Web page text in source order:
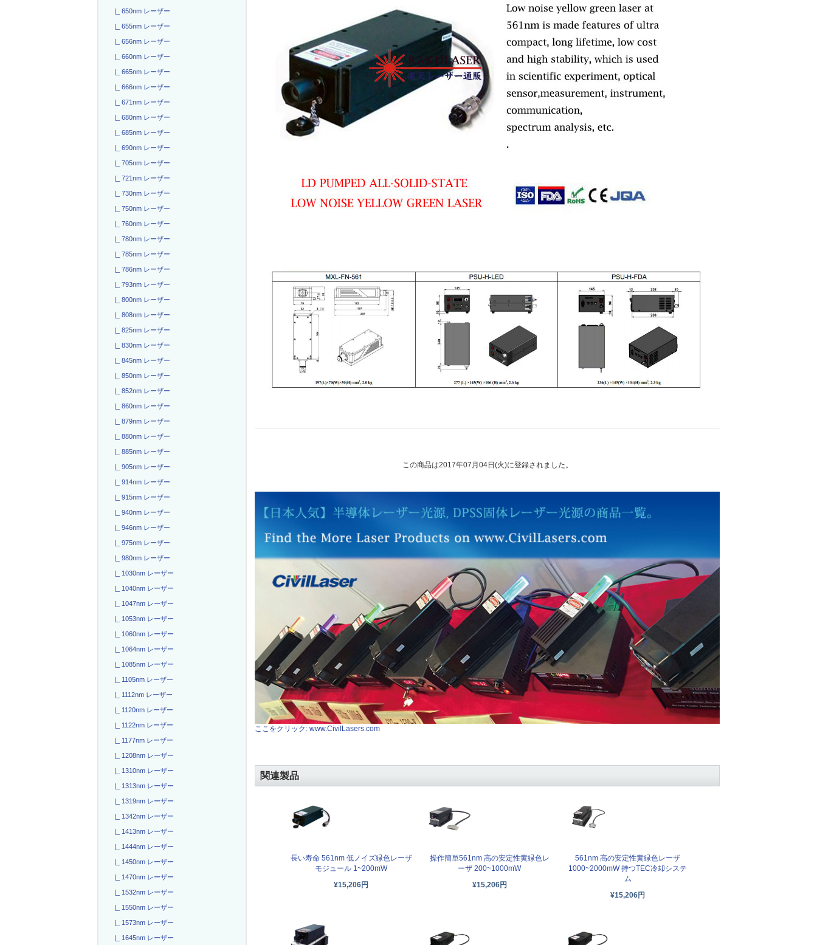
|_ 650nm レーザー
|_ 655nm レーザー
|_ 656nm レーザー
|_ 660nm レーザー
|_ 665nm レーザー
|_ 666nm レーザー
|_ 671nm レーザー
|_ 680nm レーザー
|_ 685nm レーザー
|_ 690nm レーザー
|_ 705nm レーザー
|_ 721nm レーザー
|_ 730nm レーザー
|_ 750nm レーザー
|_ 760nm レーザー
|_ 780nm レーザー
|_ 785nm レーザー
|_ 786nm レーザー
|_ 793nm レーザー
|_ 800nm レーザー
|_ 808nm レーザー
|_ 825nm レーザー
|_ 830nm レーザー
|_ 845nm レーザー
|_ 850nm レーザー
|_ 852nm レーザー
|_ 860nm レーザー
|_ 879nm レーザー
|_ 880nm レーザー
|_ 885nm レーザー
|_ 905nm レーザー
|_ 914nm レーザー
|_ 915nm レーザー
|_ 940nm レーザー
|_ 946nm レーザー
|_ 975nm レーザー
|_ 980nm レーザー
|_ 1030nm レーザー
|_ 1040nm レーザー
|_ 1047nm レーザー
|_ 1053nm レーザー
|_ 1060nm レーザー
|_ 1064nm レーザー
|_ 1085nm レーザー
|_ 1105nm レーザー
|_ 1112nm レーザー
|_ 1120nm レーザー
|_ 1122nm レーザー
|_ 1177nm レーザー
|_ 1208nm レーザー
|_ 1310nm レーザー
|_ 1313nm レーザー
|_ 1319nm レーザー
|_ 1342nm レーザー
|_ 1413nm レーザー
|_ 1444nm レーザー
|_ 1450nm レーザー
|_ 1470nm レーザー
|_ 1532nm レーザー
|_ 1550nm レーザー
|_ 1573nm レーザー
|_ 1645nm レーザー
この商品は2017年07月04日(火)に登録されました。
ここをクリック: www.CivilLasers.com
関連製品
長い寿命 561nm 低ノイズ緑色レーザ
モジュール 1~200mW
¥15,206円
操作簡単561nm 高の安定性黄緑色レ
ーザ 200~1000mW
¥15,206円
561nm 高の安定性黄緑色レーザ
1000~2000mW 持つTEC冷却システ
ム
¥15,206円